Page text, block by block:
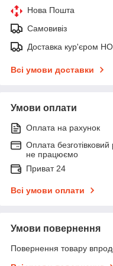
Нова Пошта
Самовивіз
Доставка кур'єром
Всі умови доставки
Умови оплати
Оплата на рахунок
Оплата
не працюємо
Приват 24
Всі умови оплати
Умови повернення
Повернення товару